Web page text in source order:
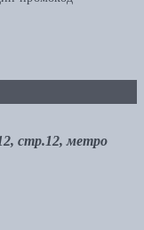
стр.12, метро